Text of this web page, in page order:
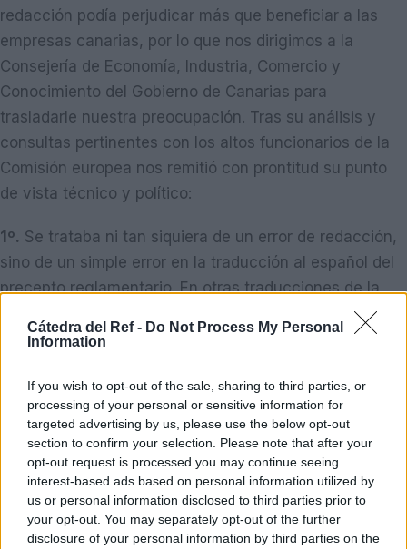
Cátedra del Ref - Do Not Process My Personal
Information
If you wish to opt-out of the sale, sharing to third parties, or
processing of your personal or sensitive information for
targeted advertising by us, please use the below opt-out
section to confirm your selection. Please note that after your
opt-out request is processed you may continue seeing
interest-based ads based on personal information utilized by
us or personal information disclosed to third parties prior to
your opt-out. You may separately opt-out of the further
disclosure of your personal information by third parties on the
redacción podía perjudicar más que beneficiar a las
empresas canarias, por lo que nos dirigimos a la
Consejería de Economía, Industria, Comercio y
Conocimiento del Gobierno de Canarias para
trasladarle nuestra preocupación. Tras su análisis y
consultas pertinentes con los altos funcionarios de la
Comisión europea nos remitió con prontitud su punto
de vista técnico y político:
1º. Se trataba ni tan siquiera de un error de redacción,
sino de un simple error en la traducción al español del
precepto reglamentario. En otras traducciones de la
norma modificada se observa que sigue existiendo la
opción de elegir el porcentaje de referencia entre los
miembro. Así, por ejemplo, en la traducción al inglés se
indica con claridad que la ayuda no debe exceder
(does not exceed one of the following percentages)
uno de los tres porcentajes siguientes:
Existe una consulta pública de diciembre 2016,
publicada también en la página web DG COMP el 17 de